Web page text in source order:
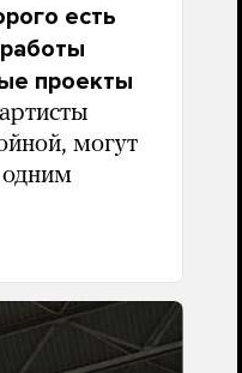
есть
проекты
могут
одним